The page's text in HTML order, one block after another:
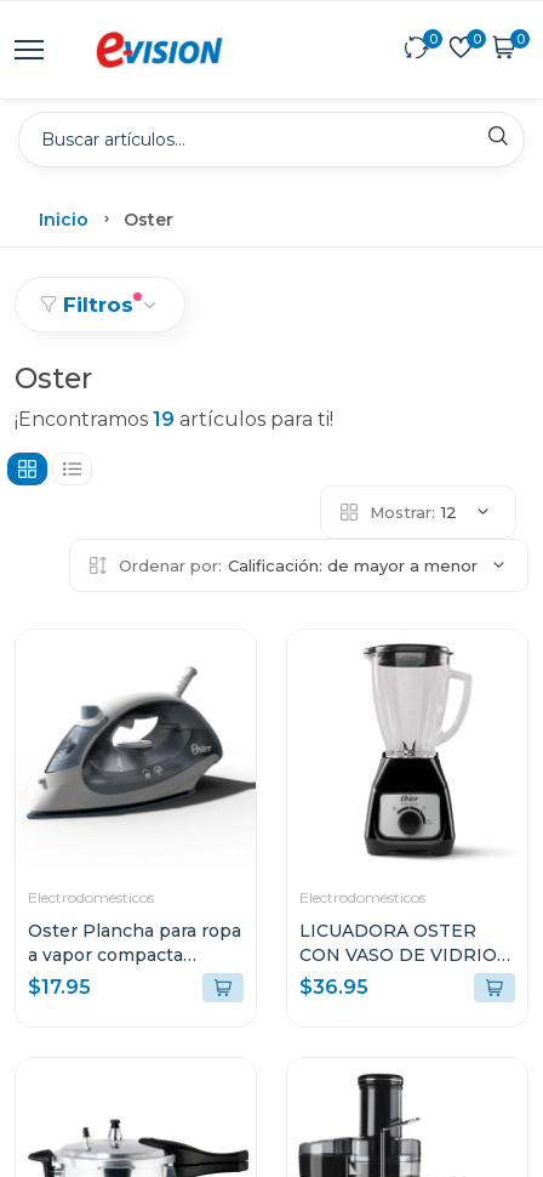
0 0 0
Inicio Oster
Filtros
Oster
¡Encontramos 19 artículos para ti!
Mostrar: 12
Ordenar por: Calificación: de mayor a menor
Electrodomésticos
Oster Plancha para ropa
a vapor compacta
gcstbs
$17.95
Electrodomésticos
LICUADORA OSTER
CON VASO DE VIDRIO
DE 1.5L Y CONTROL DE
PERILLA BLSTKAGBRD
$36.95